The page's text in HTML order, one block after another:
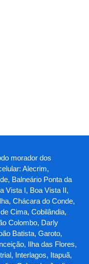
morador dos
Alecrim,
Balneário Ponta da
Vista I, Boa Vista II,
Chácara do Conde,
Cima, Cobilândia,
Colombo, Darly
Batista, Garoto,
Ilha das Flores,
Interlagos, Itapuã,